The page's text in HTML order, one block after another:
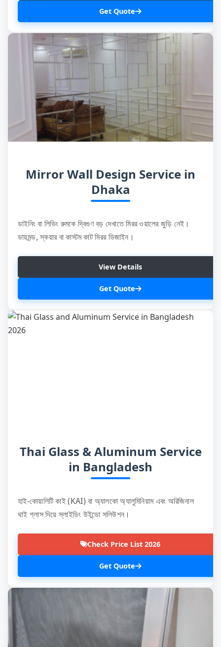
Get Quote
Mirror Wall Design Service in
Dhaka
ডাইনিং বা লিভিং রুমকে দ্বিগুণ বড় দেখাতে মিরর ওয়ালের জুড়ি নেই।
ডায়মন্ড, স্কয়ার বা কাস্টম কাট মিরর ডিজাইন।
View Details
Get Quote
Thai Glass & Aluminum Service
in Bangladesh
হাই-কোয়ালিটি কাই (KAI) বা অ্যালকো অ্যালুমিনিয়াম এবং অরিজিনাল
থাই গ্লাস দিয়ে স্লাইডিং উইন্ডো সলিউশন।
Check Price List 2026
Get Quote